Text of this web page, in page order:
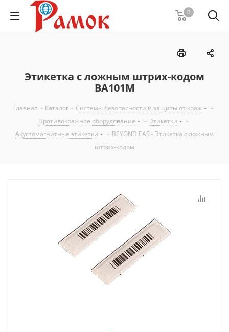
0
Этикетка с ложным штрих-кодом
BA101M
Главная - Каталог - Системы безопасности и защиты от краж
-
Противокражное оборудование
- Этикетки
-
Акустомагнитные этикетки
- BEYOND EAS - Этикетка с ложным
штрих-кодом